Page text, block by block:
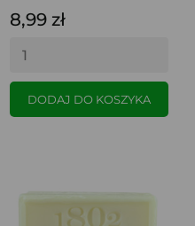
8,99 zł
DODAJ DO KOSZYKA